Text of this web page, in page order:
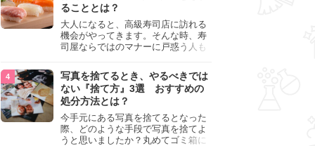
法、自分を守るための注意点を詳し
く解説します。
ることとは？
大人になると、高級寿司店に訪れる
機会がやってきます。そんな時、寿
司屋ならではのマナーに戸惑う人も
らためて寿司屋でやってはいけない
『NG行為』をチェックしましょう。
写真を捨てるとき、やるべきでは
ない『捨て方』3選 おすすめの
処分方法とは？
今手元にある写真を捨てるとなった
際、どのような手段で写真を捨てよ
うと思いましたか？丸めてゴミ箱に